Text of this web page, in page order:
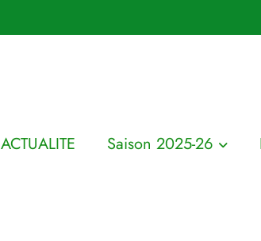
ACTUALITE Saison 2025-26